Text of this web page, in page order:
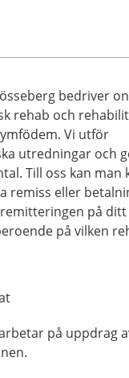
bedriver
rehab och
Vi utför
utredningar och
Till oss kan man
remiss eller
på
på vilken
på uppdrag